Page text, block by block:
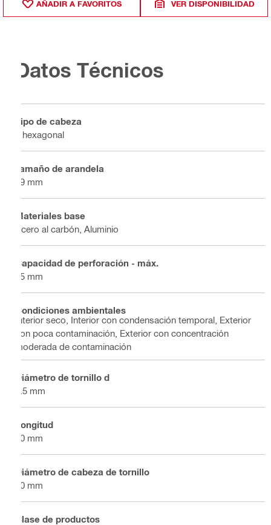
AÑADIR A FAVORITOS VER DISPONIBILIDAD
Datos Técnicos
Tipo de cabeza
8 hexagonal
Tamaño de arandela
19 mm
Materiales base
Acero al carbón, Aluminio
Capacidad de perforación - máx.
15 mm
Condiciones ambientales
Interior seco, Interior con condensación temporal, Exterior
con poca contaminación, Exterior con concentración
moderada de contaminación
Diámetro de tornillo d
5.5 mm
Longitud
40 mm
Diámetro de cabeza de tornillo
10 mm
Clase de productos